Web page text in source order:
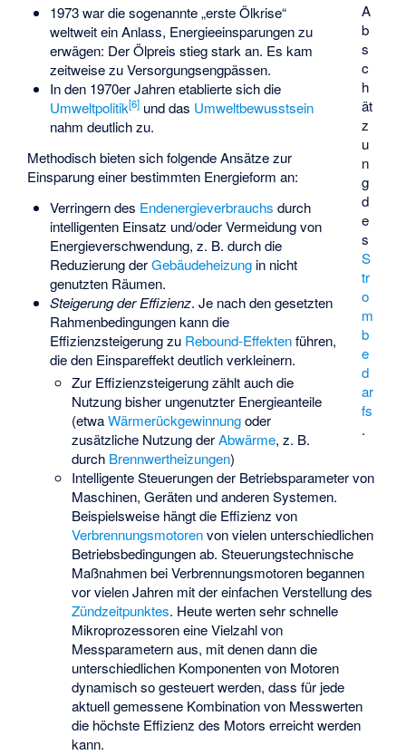
A
b
s
c
h
ät
z
u
n
g
d
e
s
S
tr
o
m
b
e
d
ar
fs
.
1973 war die sogenannte „erste Ölkrise“
weltweit ein Anlass, Energieeinsparungen zu
erwägen: Der Ölpreis stieg stark an. Es kam
zeitweise zu Versorgungsengpässen.
In den 1970er Jahren etablierte sich die
Umweltpolitik[6]und das Umweltbewusstsein
nahm deutlich zu.
Methodisch bieten sich folgende Ansätze zur
Einsparung einer bestimmten Energieform an:
Verringern des Endenergieverbrauchs durch
intelligenten Einsatz und/oder Vermeidung von
Energieverschwendung, z. B. durch die
Reduzierung derGebäudeheizungin nicht
genutzten Räumen.
Steigerung der Effizienz. Je nach den gesetzten
Rahmenbedingungen kann die
Effizienzsteigerung zu Rebound-Effektenführen,
die den Einspareffekt deutlich verkleinern.
Zur Effizienzsteigerung zählt auch die
Nutzung bisher ungenutzter Energieanteile
(etwaWärmerückgewinnungoder
zusätzliche Nutzung derAbwärme, z. B.
durch Brennwertheizungen)
Intelligente Steuerungen der Betriebsparameter von
Maschinen, Geräten und anderen Systemen.
Beispielsweise hängt die Effizienz von
Verbrennungsmotorenvon vielen unterschiedlichen
Betriebsbedingungen ab. Steuerungstechnische
Maßnahmen bei Verbrennungsmotoren begannen
vor vielen Jahren mit der einfachen Verstellung des
Zündzeitpunktes. Heute werten sehr schnelle
Mikroprozessoren eine Vielzahl von
Messparametern aus, mit denen dann die
unterschiedlichen Komponenten von Motoren
dynamisch so gesteuert werden, dass für jede
aktuell gemessene Kombination von Messwerten
die höchste Effizienz des Motors erreicht werden
kann.